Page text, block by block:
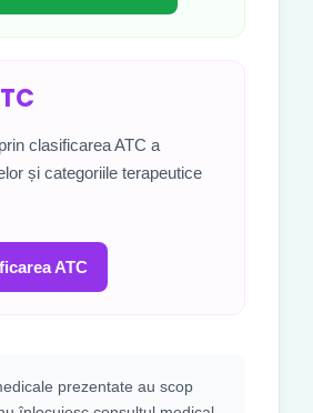
clasificarea ATC a
și categoriile terapeutice
ATC
prezentate au scop